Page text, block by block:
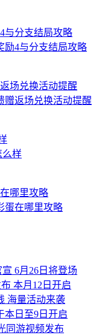
励4与分支结局攻略
赠返场兑换活动提醒
么样
蛋在哪里攻略
6月26日将登场
本月12日开启
海量活动来袭
本日至9日开启
同游视频发布